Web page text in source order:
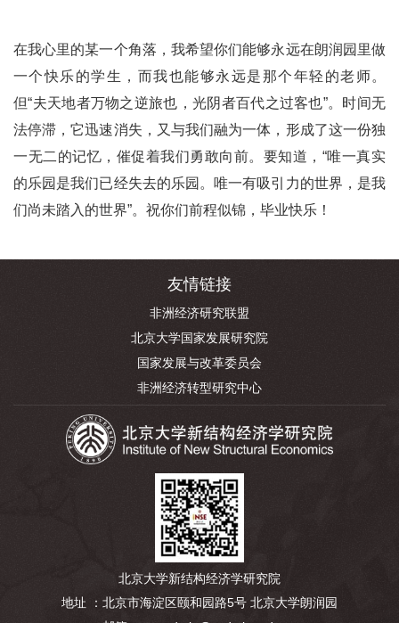
在我心里的某一个角落，我希望你们能够永远在朗润园里做
一个快乐的学生，而我也能够永远是那个年轻的老师。
但“夫天地者万物之逆旅也，光阴者百代之过客也”。时间无
法停滞，它迅速消失，又与我们融为一体，形成了这一份独
一无二的记忆，催促着我们勇敢向前。要知道，“唯一真实
的乐园是我们已经失去的乐园。唯一有吸引力的世界，是我
们尚未踏入的世界”。祝你们前程似锦，毕业快乐！
友情链接
非洲经济研究联盟
北京大学国家发展研究院
国家发展与改革委员会
非洲经济转型研究中心
北京大学新结构经济学研究院
地址 ：北京市海淀区颐和园路5号 北京大学朗润园